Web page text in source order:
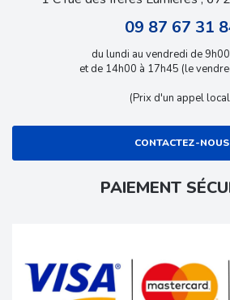
09 87 67 31
du lundi au vendredi de
et de 14h00 à 17h45 (le
(Prix d'un appel
CONTACTEZ-NOUS
PAIEMENT